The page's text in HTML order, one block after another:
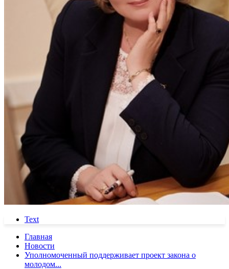
Text
Главная
Новости
Уполномоченный поддерживает проект закона о
молодом...